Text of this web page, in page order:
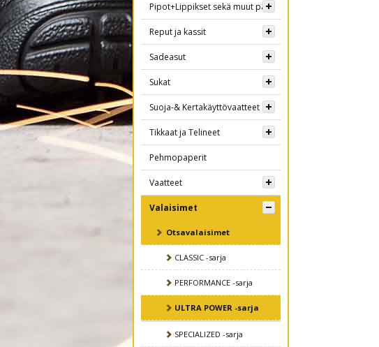
Pipot+Lippikset sekä muut päähineet
Reput ja kassit
Sadeasut
Sukat
Suoja-& Kertakäyttövaatteet
Tikkaat ja Telineet
Pehmopaperit
Vaatteet
Valaisimet
Otsavalaisimet
CLASSIC -sarja
PERFORMANCE -sarja
ULTRA POWER -sarja
SPECIALIZED -sarja